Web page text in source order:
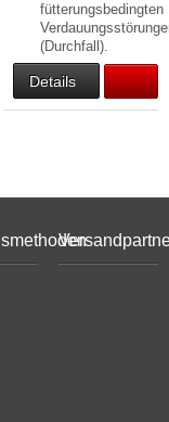
fütterungsbedingten
(Durchfall).
Details